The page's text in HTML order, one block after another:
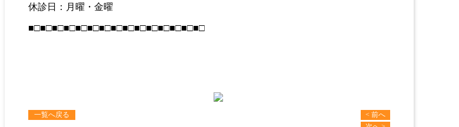
休診日：月曜・金曜
■□■□■□■□■□■□■□■□■□■□■□■□■□■□■□
一覧へ戻る
< 前へ